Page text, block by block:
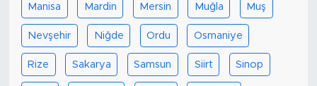
Manisa Mardin Mersin Muğla Muş
Nevşehir Niğde Ordu Osmaniye
Rize Sakarya Samsun Siirt Sinop